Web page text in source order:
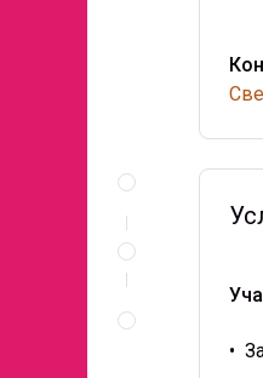
документы
•